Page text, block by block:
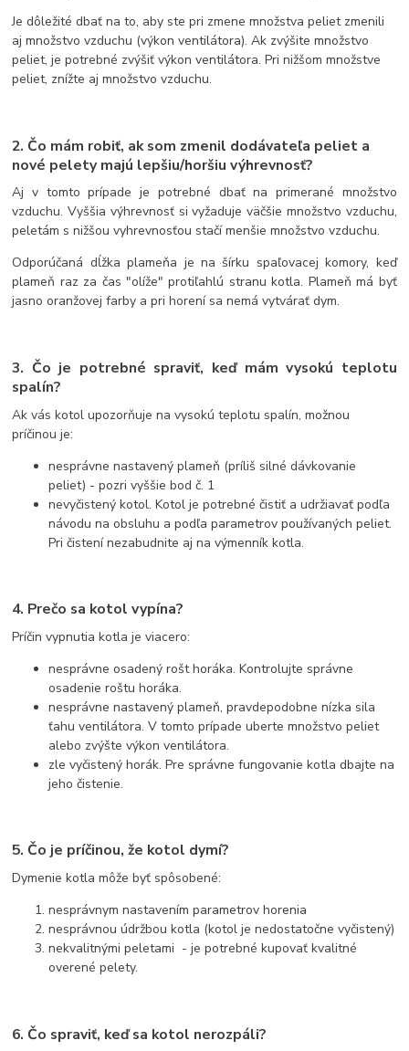
Je dôležité dbať na to, aby ste pri zmene množstva peliet zmenili
aj množstvo vzduchu (výkon ventilátora). Ak zvýšite množstvo
peliet, je potrebné zvýšiť výkon ventilátora. Pri nižšom množstve
peliet, znížte aj množstvo vzduchu.
2. Čo mám robiť, ak som zmenil dodávateľa peliet a
nové pelety majú lepšiu/horšiu výhrevnosť?
Aj v tomto prípade je potrebné dbať na primerané množstvo
vzduchu. Vyššia výhrevnosť si vyžaduje väčšie množstvo vzduchu,
peletám s nižšou vyhrevnosťou stačí menšie množstvo vzduchu.
Odporúčaná dĺžka plameňa je na šírku spaľovacej komory, keď
plameň raz za čas "olíže" protiľahlú stranu kotla. Plameň má byť
jasno oranžovej farby a pri horení sa nemá vytvárať dym.
3. Čo je potrebné spraviť, keď mám vysokú teplotu
spalín?
Ak vás kotol upozorňuje na vysokú teplotu spalín, možnou
príčinou je:
nesprávne nastavený plameň (príliš silné dávkovanie
peliet) - pozri vyššie bod č. 1
nevyčistený kotol. Kotol je potrebné čistiť a udržiavať podľa
návodu na obsluhu a podľa parametrov používaných peliet.
Pri čistení nezabudnite aj na výmenník kotla.
4. Prečo sa kotol vypína?
Príčin vypnutia kotla je viacero:
nesprávne osadený rošt horáka. Kontrolujte správne
osadenie roštu horáka.
nesprávne nastavený plameň, pravdepodobne nízka sila
ťahu ventilátora. V tomto prípade uberte množstvo peliet
alebo zvýšte výkon ventilátora.
zle vyčistený horák. Pre správne fungovanie kotla dbajte na
jeho čistenie.
5. Čo je príčinou, že kotol dymí?
Dymenie kotla môže byť spôsobené:
nesprávnym nastavením parametrov horenia
nesprávnou údržbou kotla (kotol je nedostatočne vyčistený)
nekvalitnými peletami - je potrebné kupovať kvalitné
overené pelety.
6. Čo spraviť, keď sa kotol nerozpáli?